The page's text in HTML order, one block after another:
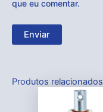
que eu comentar.
Produtos relacionados